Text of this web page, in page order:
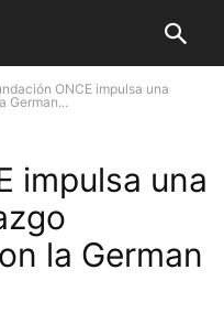
ONCE impulsa una
German...
impulsa una
la German